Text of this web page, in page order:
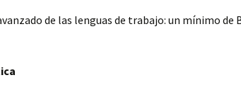
de las lenguas de trabajo: un mínimo de